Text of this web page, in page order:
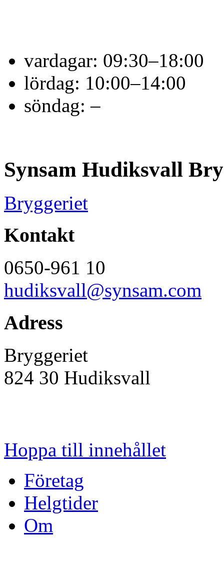
vardagar: 09:30–18:00
lördag: 10:00–14:00
söndag:–
Synsam Hudiksvall
Bryggeriet
Kontakt
0650-961 10
hudiksvall@synsam.com
Adress
Bryggeriet
824 30 Hudiksvall
Hoppa till innehållet
Företag
Helgtider
Om